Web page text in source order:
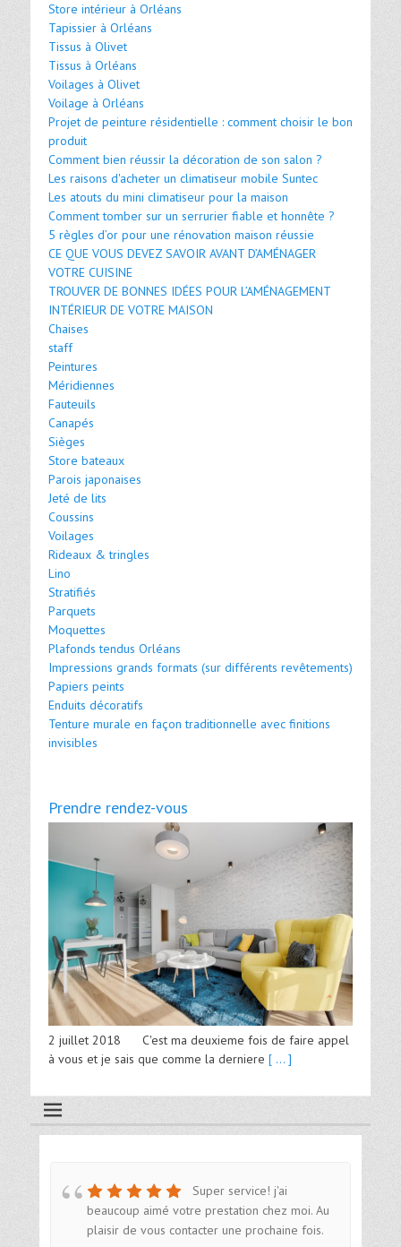
Store intérieur à Orléans
Tapissier à Orléans
Tissus à Olivet
Tissus à Orléans
Voilages à Olivet
Voilage à Orléans
Projet de peinture résidentielle : comment choisir le bon
produit
Comment bien réussir la décoration de son salon ?
Les raisons d'acheter un climatiseur mobile Suntec
Les atouts du mini climatiseur pour la maison
Comment tomber sur un serrurier fiable et honnête ?
5 règles d’or pour une rénovation maison réussie
CE QUE VOUS DEVEZ SAVOIR AVANT D’AMÉNAGER
VOTRE CUISINE
TROUVER DE BONNES IDÉES POUR L’AMÉNAGEMENT
INTÉRIEUR DE VOTRE MAISON
Chaises
staff
Peintures
Méridiennes
Fauteuils
Canapés
Sièges
Store bateaux
Parois japonaises
Jeté de lits
Coussins
Voilages
Rideaux & tringles
Lino
Stratifiés
Parquets
Moquettes
Plafonds tendus Orléans
Impressions grands formats (sur différents revêtements)
Papiers peints
Enduits décoratifs
Tenture murale en façon traditionnelle avec finitions
invisibles
Prendre rendez-vous
2 juillet 2018 C'est ma deuxieme fois de faire appel
à vous et je sais que comme la derniere [ ... ]
Super service! j'ai
beaucoup aimé votre prestation chez moi. Au
plaisir de vous contacter une prochaine fois.